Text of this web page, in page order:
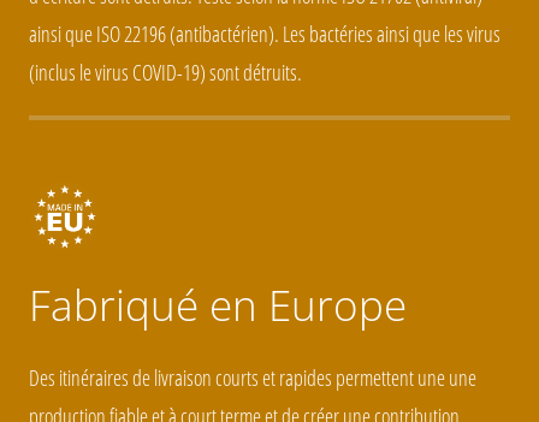
ainsi que ISO 22196 (antibactérien). Les bactéries ainsi que les virus
(inclus le virus COVID-19) sont détruits.
Fabriqué en Europe
Des itinéraires de livraison courts et rapides permettent une une